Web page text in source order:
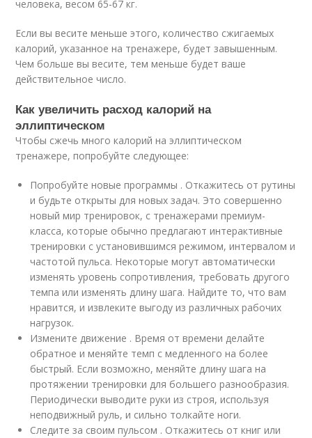
человека, весом 65-67 кг.
Если вы весите меньше этого, количество сжигаемых
калорий, указанное на тренажере, будет завышенным.
Чем больше вы весите, тем меньше будет ваше
действительное число.
Как увеличить расход калорий на
эллиптическом
Чтобы сжечь много калорий на эллиптическом
тренажере, попробуйте следующее:
Попробуйте новые программы . Откажитесь от рутины
и будьте открыты для новых задач. Это совершенно
новый мир тренировок, с тренажерами премиум-
класса, которые обычно предлагают интерактивные
тренировки с установившимся режимом, интервалом и
частотой пульса. Некоторые могут автоматически
изменять уровень сопротивления, требовать другого
темпа или изменять длину шага. Найдите то, что вам
нравится, и извлеките выгоду из различных рабочих
нагрузок.
Измените движение . Время от времени делайте
обратное и меняйте темп с медленного на более
быстрый. Если возможно, меняйте длину шага на
протяжении тренировки для большего разнообразия.
Периодически выводите руки из строя, используя
неподвижный руль, и сильно толкайте ноги.
Следите за своим пульсом . Откажитесь от книг или